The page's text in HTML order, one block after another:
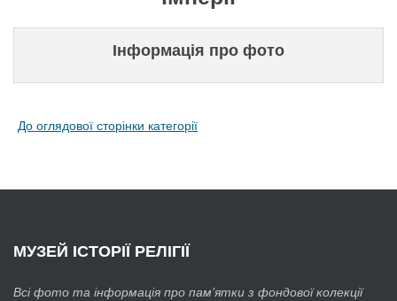
Інформація про фото
До оглядової сторінки категорії
МУЗЕЙ ІСТОРІЇ РЕЛІГІЇ
Всі фото та інформація про пам’ятки з фондової колекції